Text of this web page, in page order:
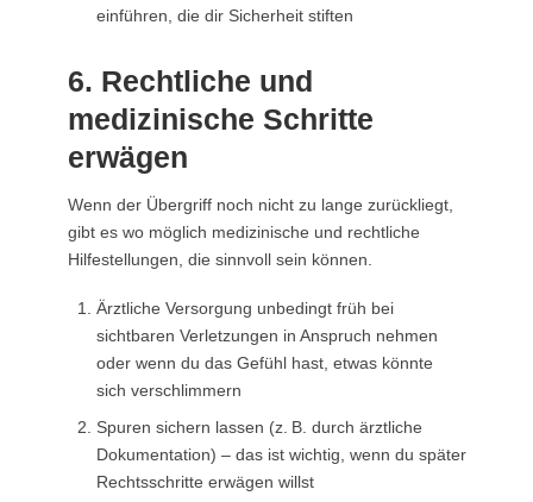
einführen, die dir Sicherheit stiften
6. Rechtliche und
medizinische Schritte
erwägen
Wenn der Übergriff noch nicht zu lange zurückliegt,
gibt es wo möglich medizinische und rechtliche
Hilfestellungen, die sinnvoll sein können.
Ärztliche Versorgung unbedingt früh bei
sichtbaren Verletzungen in Anspruch nehmen
oder wenn du das Gefühl hast, etwas könnte
sich verschlimmern
Spuren sichern lassen (z. B. durch ärztliche
Dokumentation) – das ist wichtig, wenn du später
Rechtsschritte erwägen willst